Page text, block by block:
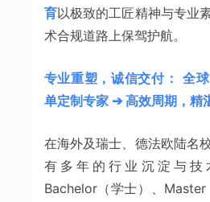
育以极致的工匠精神与专业
术合规道路上保驾护航。
专业重塑，诚信交付：
全
单定制专家 ➔ 高效周期，精
在海外及瑞士、德法欧陆名
有多年的行业沉淀与技
Bachelor（学士）、